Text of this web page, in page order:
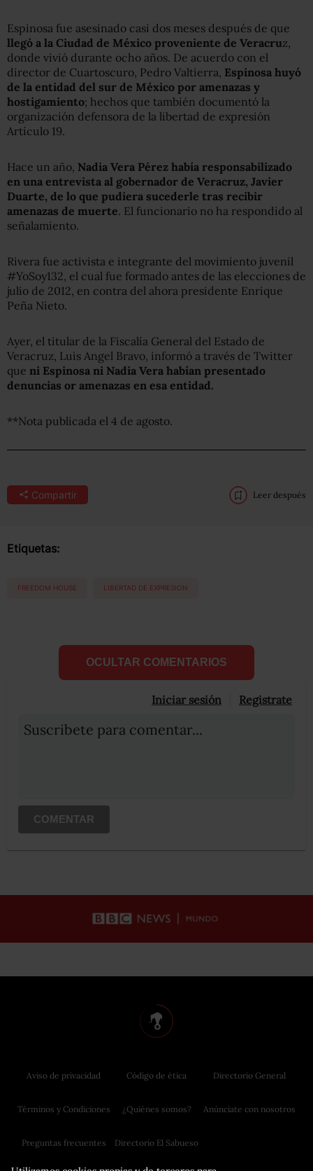
Espinosa fue asesinado casi dos meses después de que
llegó a la Ciudad de México proveniente de Veracruz,
donde vivió durante ocho años. De acuerdo con el
director de Cuartoscuro, Pedro Valtierra, Espinosa huyó
de la entidad del sur de México por amenazas y
hostigamiento; hechos que también documentó la
organización defensora de la libertad de expresión
Artículo 19.
Hace un año, Nadia Vera Pérez había responsabilizado
en una entrevista al gobernador de Veracruz, Javier
Duarte, de lo que pudiera sucederle tras recibir
amenazas de muerte. El funcionario no ha respondido al
señalamiento.
Rivera fue activista e integrante del movimiento juvenil
#YoSoy132, el cual fue formado antes de las elecciones de
julio de 2012, en contra del ahora presidente Enrique
Peña Nieto.
Ayer, el titular de la Fiscalía General del Estado de
Veracruz, Luis Angel Bravo, informó a través de Twitter
que ni Espinosa ni Nadia Vera habían presentado
denuncias or amenazas en esa entidad.
**Nota publicada el 4 de agosto.
Compartir Leer después
Etiquetas:
FREEDOM HOUSE LIBERTAD DE EXPRESION
OCULTAR COMENTARIOS
Iniciar sesión Registrate
Suscribete para comentar...
COMENTAR
Aviso de privacidad
Términos y Condiciones
Preguntas frecuentes
Código de ética
¿Quiénes somos?
Directorio El Sabueso
Directorio General
Anúnciate con nosotros